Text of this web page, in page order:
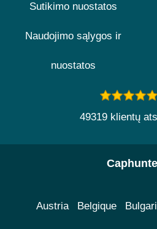
Sutikimo nuostatos
Naudojimo sąlygos ir
nuostatos
49319 klientų
Austria Belgique